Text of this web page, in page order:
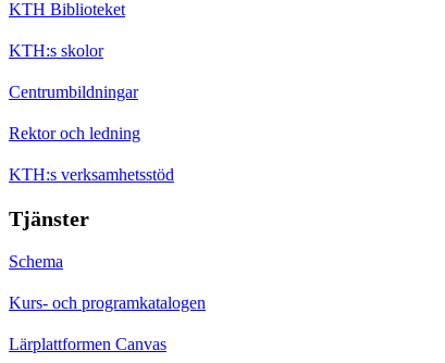
KTH Biblioteket
KTH:s skolor
Centrumbildningar
Rektor och ledning
KTH:s verksamhetsstöd
Tjänster
Schema
Kurs- och programkatalogen
Lärplattformen Canvas